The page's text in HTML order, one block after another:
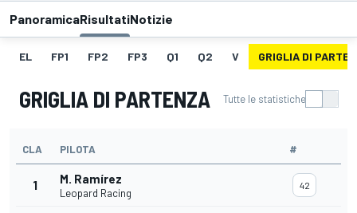
PanoramicaRisultatiNotizie
EL FP1 FP2 FP3 Q1 Q2 V GRIGLIA DI
GRIGLIA DI PARTENZA Tutte le statistiche
CLA PILOTA #
1 M. Ramírez
Leopard Racing
42